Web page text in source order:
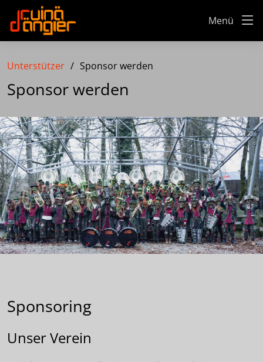
Menü
Unterstützer Sponsor werden
Sponsor werden
Sponsoring
Unser Verein